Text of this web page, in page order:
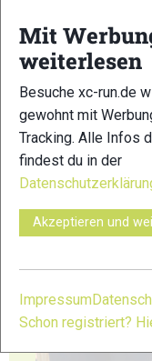
29
Mit
weiterlesen
Besuche xc-run.de
gewohnt mit
Tracking. Alle Infos
findest du in der
Akzeptieren und
Impressum
Schon registriert?